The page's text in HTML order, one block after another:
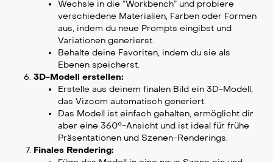
Wechsle in die “Workbench” und probiere
verschiedene Materialien, Farben oder Formen
aus, indem du neue Prompts eingibst und
Variationen generierst.
Behalte deine Favoriten, indem du sie als
Ebenen speicherst.
3D-Modell erstellen:
Erstelle aus deinem finalen Bild ein 3D-Modell,
das Vizcom automatisch generiert.
Das Modell ist einfach gehalten, ermöglicht dir
aber eine 360°-Ansicht und ist ideal für frühe
Präsentationen und Szenen-Renderings.
Finales Rendering: